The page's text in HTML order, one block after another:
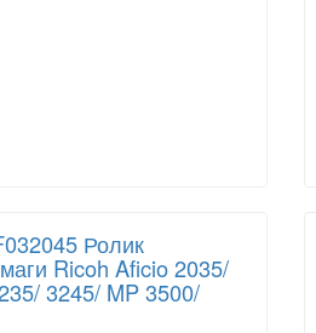
Ролик
Ricoh Aficio 2035/
3245/ MP 3500/